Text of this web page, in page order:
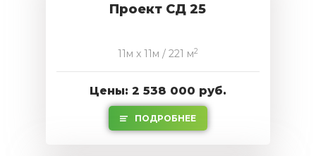
Проект СД 25
11м x 11м / 221 м2
Цены: 2 538 000 руб.
ПОДРОБНЕЕ